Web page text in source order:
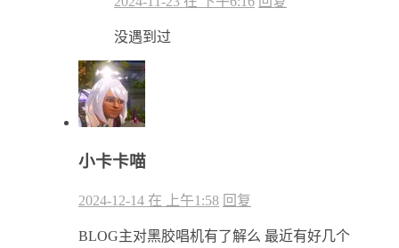
没遇到过
小卡卡喵
2024-12-14 在 上午1:58 回复
BLOG主对黑胶唱机有了解么 最近有好几个